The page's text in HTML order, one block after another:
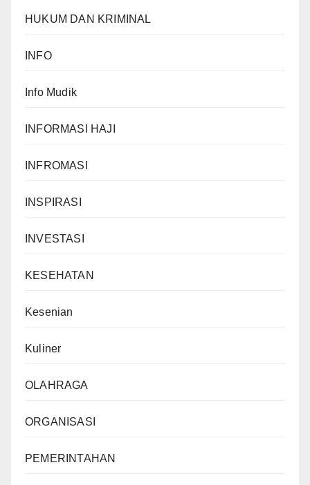
HUKUM DAN KRIMINAL
INFO
Info Mudik
INFORMASI HAJI
INFROMASI
INSPIRASI
INVESTASI
KESEHATAN
Kesenian
Kuliner
OLAHRAGA
ORGANISASI
PEMERINTAHAN